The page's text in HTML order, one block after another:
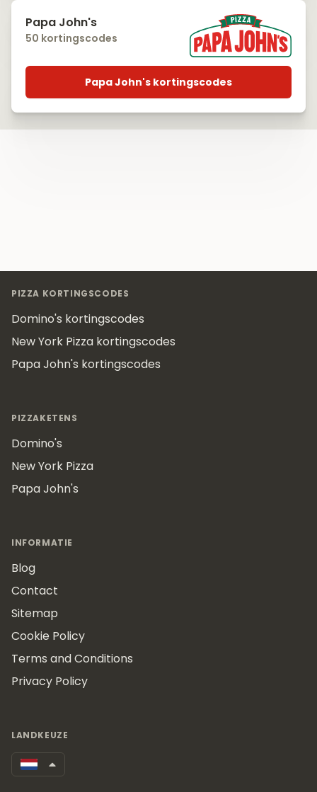
Papa John's
50 kortingscodes
Papa John's kortingscodes
PIZZA KORTINGSCODES
Domino's kortingscodes
New York Pizza kortingscodes
Papa John's kortingscodes
PIZZAKETENS
Domino's
New York Pizza
Papa John's
INFORMATIE
Blog
Contact
Sitemap
Cookie Policy
Terms and Conditions
Privacy Policy
LANDKEUZE